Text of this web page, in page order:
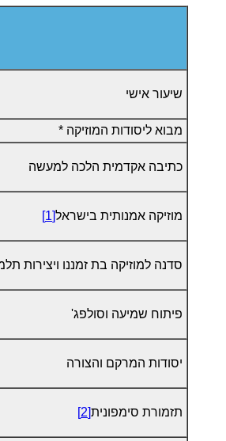
שיעור אישי
מבוא ליסודות המוזיקה *
כתיבה אקדמית הלכה למעשה
מוזיקה אמנותית בישראל[1]
סדנה למוזיקה בת זמננו ויצירות
פיתוח שמיעה וסולפג'
יסודות המרקם והצורה
תזמורת סימפונית[2]